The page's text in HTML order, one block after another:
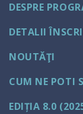
DESPRE
DETALII
NOUTĂŢI
CUM NE POTI
EDIȚIA 8.0